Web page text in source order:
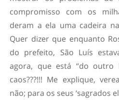
compromisso com os
deram a ela uma cadeira na
Quer dizer que enquanto
do prefeito, São Luís
agora, que está “do outro
caos???!!! Me explique,
não; para os seus ‘sagrados